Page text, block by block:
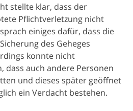
stellte klar, dass der
Pflichtverletzung nicht
einiges dafür, dass die
des Geheges
konnte nicht
dass auch andere Personen
und dieses später geöffnet
ein Verdacht bestehen.